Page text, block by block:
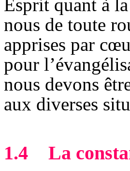
Esprit quant à
nous de toute
apprises par
pour
nous devons
aux diverses
1.4 La